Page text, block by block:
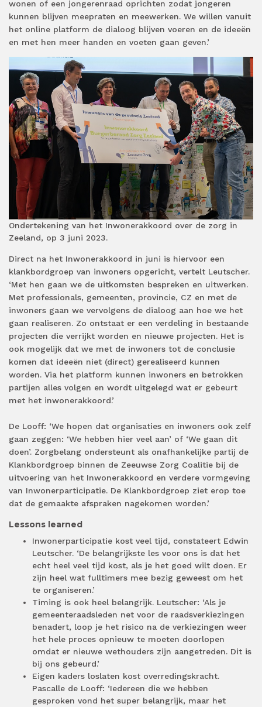
wonen of een jongerenraad oprichten zodat jongeren
kunnen blijven meepraten en meewerken. We willen vanuit
het online platform de dialoog blijven voeren en de ideeën
en met hen meer handen en voeten gaan geven.’
Ondertekening van het Inwonerakkoord over de zorg in
Zeeland, op 3 juni 2023.
Direct na het Inwonerakkoord in juni is hiervoor een
klankbordgroep van inwoners opgericht, vertelt Leutscher.
‘Met hen gaan we de uitkomsten bespreken en uitwerken.
Met professionals, gemeenten, provincie, CZ en met de
inwoners gaan we vervolgens de dialoog aan hoe we het
gaan realiseren. Zo ontstaat er een verdeling in bestaande
projecten die verrijkt worden en nieuwe projecten. Het is
ook mogelijk dat we met de inwoners tot de conclusie
komen dat ideeën niet (direct) gerealiseerd kunnen
worden. Via het platform kunnen inwoners en betrokken
partijen alles volgen en wordt uitgelegd wat er gebeurt
met het inwonerakkoord.’
De Looff: ‘We hopen dat organisaties en inwoners ook zelf
gaan zeggen: ‘We hebben hier veel aan’ of ‘We gaan dit
doen’. Zorgbelang ondersteunt als onafhankelijke partij de
Klankbordgroep binnen de Zeeuwse Zorg Coalitie bij de
uitvoering van het Inwonerakkoord en verdere vormgeving
van Inwonerparticipatie. De Klankbordgroep ziet erop toe
dat de gemaakte afspraken nagekomen worden.’
Lessons learned
Inwonerparticipatie kost veel tijd, constateert Edwin
Leutscher. ‘De belangrijkste les voor ons is dat het
echt heel veel tijd kost, als je het goed wilt doen. Er
zijn heel wat fulltimers mee bezig geweest om het
te organiseren.’
Timing is ook heel belangrijk. Leutscher: ‘Als je
gemeenteraadsleden net voor de raadsverkiezingen
benadert, loop je het risico na de verkiezingen weer
het hele proces opnieuw te moeten doorlopen
omdat er nieuwe wethouders zijn aangetreden. Dit is
bij ons gebeurd.’
Eigen kaders loslaten kost overredingskracht.
Pascalle de Looff: ‘Iedereen die we hebben
gesproken vond het super belangrijk, maar het